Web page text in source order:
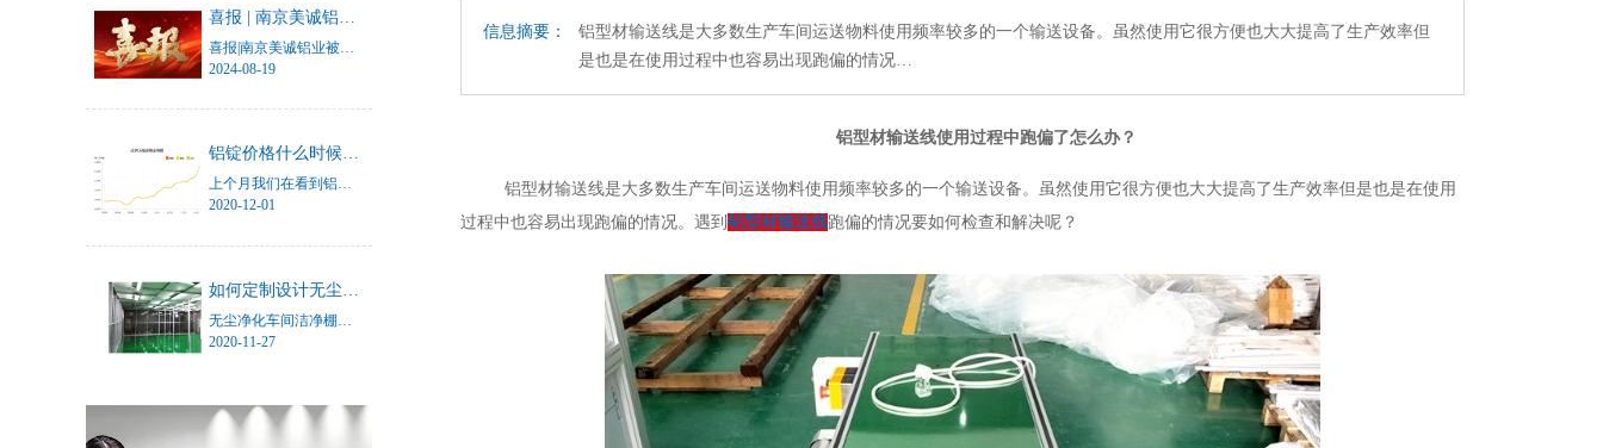
信息摘要：
铝型材输送线是大多数生产车间运送物料使用频率较多的一个输送设备。虽然使用它很方便也大大提高了生产效率但
是也是在使用过程中也容易出现跑偏的情况…
铝型材输送线使用过程中跑偏了怎么办？
铝型材输送线是大多数生产车间运送物料使用频率较多的一个输送设备。虽然使用它很方便也大大提高了生产效率但是也是在使用
过程中也容易出现跑偏的情况。遇到 铝型材输送线跑偏的情况要如何检查和解决呢？
喜报 | 南京美诚铝业被认定为“江苏省三星级上云企业”
喜报|南京美诚铝业被认定为“江苏省三星级上云企业”
2024-08-19
铝锭价格什么时候才能停止涨幅？
上个月我们在看到铝锭价突破15000多的时候就在说铝价格太可怕了，现在是整个行业的朋友圈都在大可怕了，因为就近期，铝锭价已经突破一万六了！并且直接向一万七逼近了。今天也就是2020年12月1日，铝锭价格更新至16790元，照这样的趋势，估计一万七也即将到来。
2020-12-01
无尘净化车间洁净棚又叫无尘室、洁净房。是保障一定区域内环境的无尘洁净度的这样一个由铝型材搭建而成的车间设施。
2020-11-27